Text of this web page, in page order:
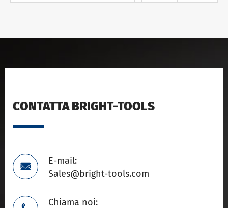
CONTATTA BRIGHT-TOOLS

E-mail:
Sales@bright-tools.com
Chiama noi: